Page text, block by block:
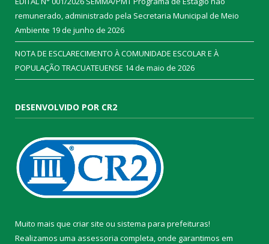
remunerado, administrado pela Secretaria Municipal de Meio
Ambiente 19 de junho de 2026
NOTA DE ESCLARECIMENTO À COMUNIDADE ESCOLAR E À
POPULAÇÃO TRACUATEUENSE 14 de maio de 2026
DESENVOLVIDO POR CR2
Muito mais que criar site ou sistema para prefeituras!
Realizamos uma assessoria completa, onde garantimos em